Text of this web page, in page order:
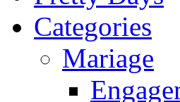
Categories
Mariage